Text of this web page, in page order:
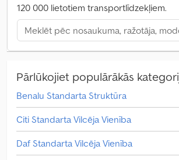
120 000 lietotiem transportlīdzekļiem.
Pārlūkojiet populārākās
Benalu Standarta Struktūra
Citi Standarta Vilcēja Vienība
Daf Standarta Vilcēja Vienība